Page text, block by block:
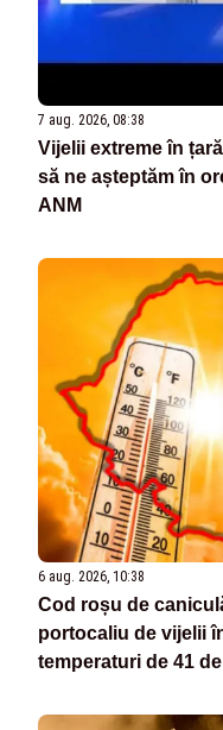
7 aug. 2026, 08:38
Vijelii extreme în
să ne așteptăm în
ANM
6 aug. 2026, 10:38
Cod roșu de
portocaliu de vijelii
temperaturi de 41